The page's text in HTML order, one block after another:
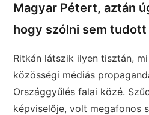
Magyar Pétert, aztán
hogy szólni sem tudott
Ritkán látszik ilyen tisztán,
közösségi médiás
Országgyűlés falai közé.
képviselője, volt megafonos